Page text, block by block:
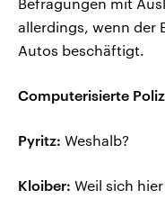
Befragungen mit
allerdings, wenn der
Autos beschäftigt.
Computerisierte
Pyritz: Weshalb?
Kloiber: Weil sich